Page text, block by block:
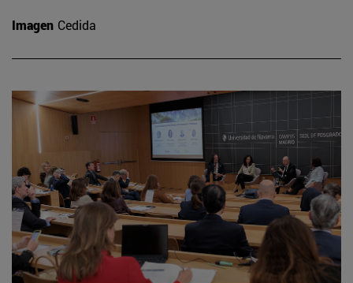
Imagen Cedida